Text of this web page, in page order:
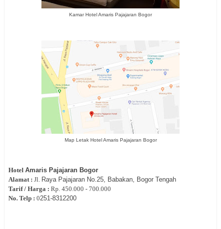
Kamar Hotel Amaris Pajajaran Bogor
Map Letak Hotel Amaris Pajajaran Bogor
Hotel Amaris Pajajaran Bogor
Alamat : Jl. Raya Pajajaran No.25, Babakan, Bogor Tengah
Tarif / Harga : Rp. 450.000 - 700.000
No. Telp : 0251-8312200